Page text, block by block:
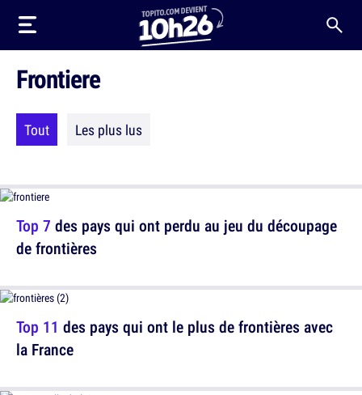
Frontiere
Tout Les plus lus
Top 7 des pays qui ont perdu au jeu du découpage
de frontières
Top 11 des pays qui ont le plus de frontières avec
la France